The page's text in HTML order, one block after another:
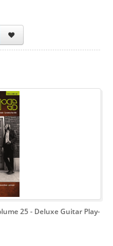
25- Deluxe Guitar Play-